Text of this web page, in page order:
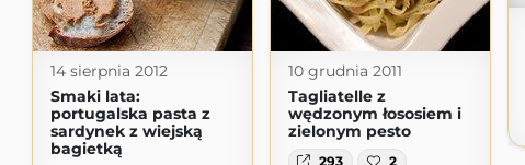
14 sierpnia 2012
Smaki lata:
portugalska pasta z
sardynek z wiejską
bagietką
10 grudnia 2011
Tagliatelle z
wędzonym łososiem i
zielonym pesto
293 2